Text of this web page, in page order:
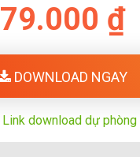
79.000 ₫
DOWNLOAD NGAY
Link download dự phòng